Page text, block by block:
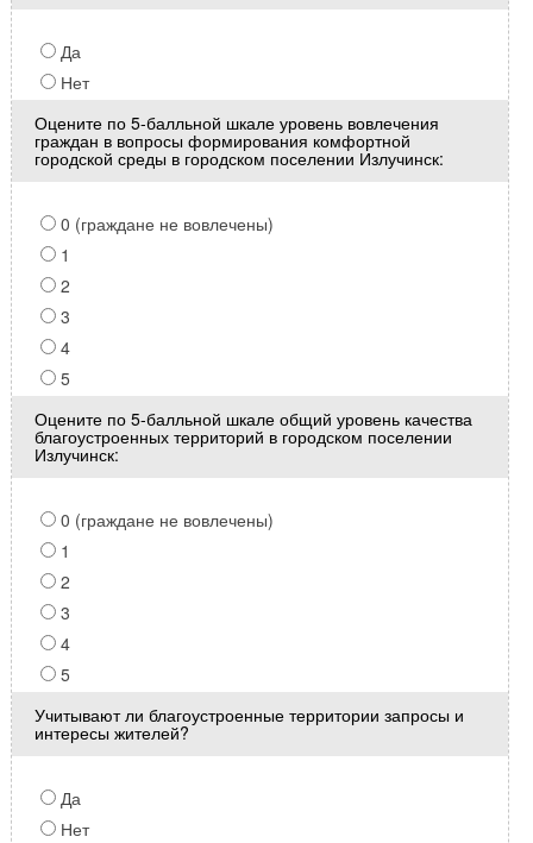
Да
Нет
Оцените по 5-балльной шкале уровень вовлечения
граждан в вопросы формирования комфортной
городской среды в городском поселении Излучинск:
0 (граждане не вовлечены)
1
2
3
4
5
Оцените по 5-балльной шкале общий уровень качества
благоустроенных территорий в городском поселении
Излучинск:
0 (граждане не вовлечены)
1
2
3
4
5
Учитывают ли благоустроенные территории запросы и
интересы жителей?
Да
Нет